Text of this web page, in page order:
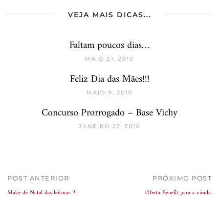
VEJA MAIS DICAS...
Faltam poucos dias…
MAIO 27, 2010
Feliz Dia das Mães!!!
MAIO 9, 2010
Concurso Prorrogado – Base Vichy
JANEIRO 22, 2010
POST ANTERIOR
Make de Natal das leitoras !!!
PRÓXIMO POST
Oferta Benefit para a virada.